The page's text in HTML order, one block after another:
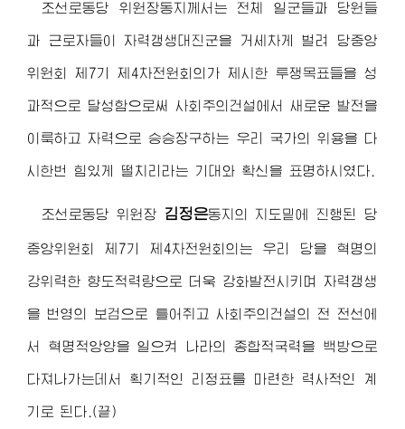
조선로동당 위원장동지 께서는 전체 일군들과 당원들
과 근로자들이 자력갱생대진군을 거세차게 벌려 당중앙
위원회 제7기 제4차전원회의가 제시한 투쟁목표들을 성
과적으로 달성함으로써 사회주의건설에서 새로운 발전을
이룩하고 자력으로 승승장구하는 우리 국가의 위용을 다
시한번 힘있게 떨치리라는 기대와 확신을 표명하시였다.
조선로동당 위원장 김정은동지 의 지도밑에 진행된 당
중앙위원회 제7기 제4차전원회의는 우리 당을 혁명의
강위력한 향도적력량으로 더욱 강화발전시키며 자력갱생
을 번영의 보검으로 틀어쥐고 사회주의건설의 전 전선에
서 혁명적앙양을 일으켜 나라의 종합적국력을 백방으로
다져나가는데서 획기적인 리정표를 마련한 력사적인 계
기로 된다.(끝)